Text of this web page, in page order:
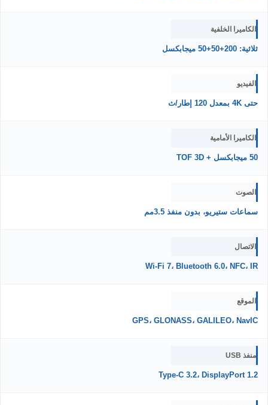
الكاميرا الخلفية
ثلاثية: 200+50+50 ميجابكسل
الفيديو
حتى 4K بمعدل 120 إطار/ث
الكاميرا الأمامية
50 ميجابكسل + TOF 3D
الصوت
سماعات ستيريو، بدون منفذ 3.5مم
الاتصال
Wi-Fi 7، Bluetooth 6.0، NFC، IR
الموقع
GPS، GLONASS، GALILEO، NavIC
منفذ USB
Type-C 3.2، DisplayPort 1.2